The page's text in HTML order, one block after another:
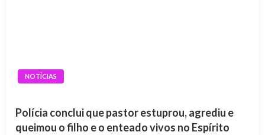
NOTÍCIAS
Polícia conclui que pastor estuprou, agrediu e
queimou o filho e o enteado vivos no Espírito